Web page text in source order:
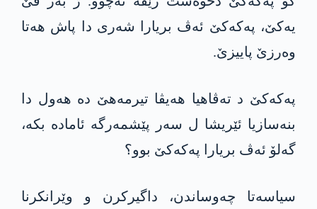
یەکێ، پەکەکێ ئەڤ بریارا شەری دا پاش ھەتا
وەرزێ پاییزێ.
پەکەکێ د تەڤاھیا ھەیڤا تیرمەھێ دە ھەول دا
بنەسازیا ئێریشا ل سەر پێشمەرگە ئامادە بکە،
گەلۆ ئەڤ بریارا پەکەکێ بوو؟
سیاسەتا چەوساندن، داگیرکرن و وێرانکرنا